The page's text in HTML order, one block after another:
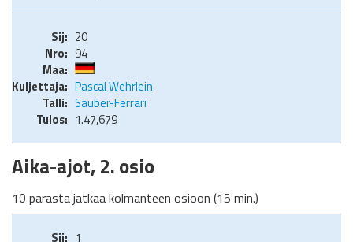
20
94
Pascal Wehrlein
Sauber-Ferrari
1.47,679
Aika-ajot, 2. osio
10 parasta jatkaa kolmanteen osioon (15 min.)
1